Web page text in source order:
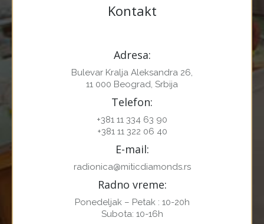
Kontakt
Adresa:
Bulevar Kralja Aleksandra 26,
11 000 Beograd, Srbija
Telefon:
+381 11 334 63 90
+381 11 322 06 40
E-mail:
radionica@miticdiamonds.rs
Radno vreme:
Ponedeljak – Petak : 10-20h
Subota: 10-16h